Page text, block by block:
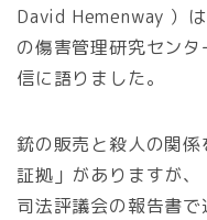
David Hemenway ）
の傷害管理研究セン
信に語りました。
銃の販売と殺人の関
証拠」がありますが
司法評議会の報告書で